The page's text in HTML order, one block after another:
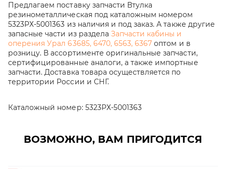
Предлагаем поставку запчасти Втулка
резинометаллическая под каталожным номером
5323РХ-5001363 из наличия и под заказ. А также другие
запасные части из раздела Запчасти кабины и
оперения Урал 63685, 6470, 6563, 6367 оптом и в
розницу. В ассортименте оригинальные запчасти,
сертифицированные аналоги, а также импортные
запчасти. Доставка товара осуществляется по
территории России и СНГ.
Каталожный номер: 5323РХ-5001363
ВОЗМОЖНО, ВАМ ПРИГОДИТСЯ